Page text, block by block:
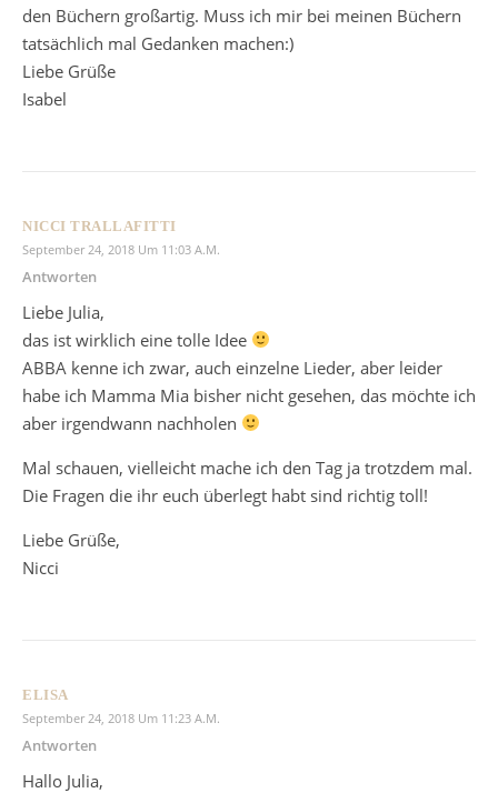
den Büchern großartig. Muss ich mir bei meinen Büchern
tatsächlich mal Gedanken machen:)
Liebe Grüße
Isabel
NICCI TRALLAFITTI
September 24, 2018 Um 11:03 A.m.
Antworten
Liebe Julia,
das ist wirklich eine tolle Idee
ABBA kenne ich zwar, auch einzelne Lieder, aber leider
habe ich Mamma Mia bisher nicht gesehen, das möchte ich
aber irgendwann nachholen
Mal schauen, vielleicht mache ich den Tag ja trotzdem mal.
Die Fragen die ihr euch überlegt habt sind richtig toll!
Liebe Grüße,
Nicci
ELISA
September 24, 2018 Um 11:23 A.m.
Antworten
Hallo Julia,